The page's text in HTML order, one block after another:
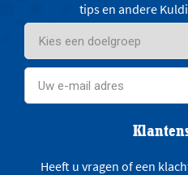
tips en andere
Heeft u vragen of een